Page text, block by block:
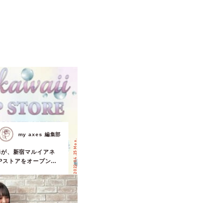
、新宿マルイアネ
ストアをオープン！
2022.04.25 Mon.
my axes 編集部